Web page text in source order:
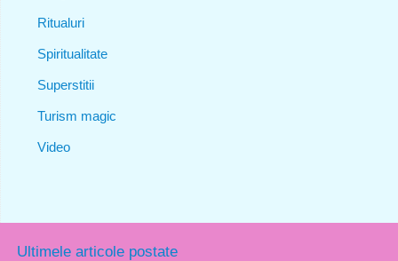
Ritualuri
Spiritualitate
Superstitii
Turism magic
Video
Ultimele articole postate